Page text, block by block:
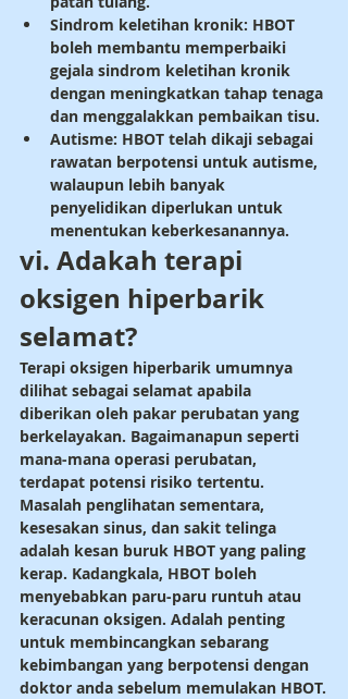
Sindrom keletihan kronik: HBOT
boleh membantu memperbaiki
gejala sindrom keletihan kronik
dengan meningkatkan tahap tenaga
dan menggalakkan pembaikan tisu.
Autisme: HBOT telah dikaji sebagai
rawatan berpotensi untuk autisme,
walaupun lebih banyak
penyelidikan diperlukan untuk
menentukan keberkesanannya.
vi. Adakah terapi
oksigen hiperbarik
selamat?
Terapi oksigen hiperbarik umumnya
dilihat sebagai selamat apabila
diberikan oleh pakar perubatan yang
berkelayakan. Bagaimanapun seperti
mana-mana operasi perubatan,
terdapat potensi risiko tertentu.
Masalah penglihatan sementara,
kesesakan sinus, dan sakit telinga
adalah kesan buruk HBOT yang paling
kerap. Kadangkala, HBOT boleh
menyebabkan paru-paru runtuh atau
keracunan oksigen. Adalah penting
untuk membincangkan sebarang
kebimbangan yang berpotensi dengan
doktor anda sebelum memulakan HBOT.